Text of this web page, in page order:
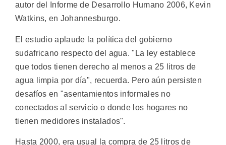
autor del Informe de Desarrollo Humano 2006, Kevin
Watkins, en Johannesburgo.
El estudio aplaude la política del gobierno
sudafricano respecto del agua. "La ley establece
que todos tienen derecho al menos a 25 litros de
agua limpia por día", recuerda. Pero aún persisten
desafíos en "asentamientos informales no
conectados al servicio o donde los hogares no
tienen medidores instalados".
Hasta 2000, era usual la compra de 25 litros de